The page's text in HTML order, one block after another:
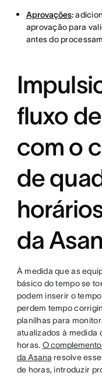
Aprovações:
aprovação para
antes do
fluxo
com o
de
da
À medida que as
básico do tempo se
podem inserir o
perdem tempo
planilhas para
atualizados à medida
horas. O
da Asana resolve
de horas, introduzir